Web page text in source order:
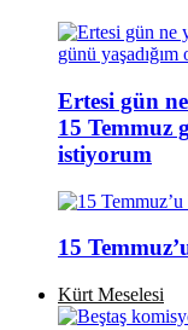
Ertesi gün
15 Temmuz
istiyorum
15
Kürt Meselesi